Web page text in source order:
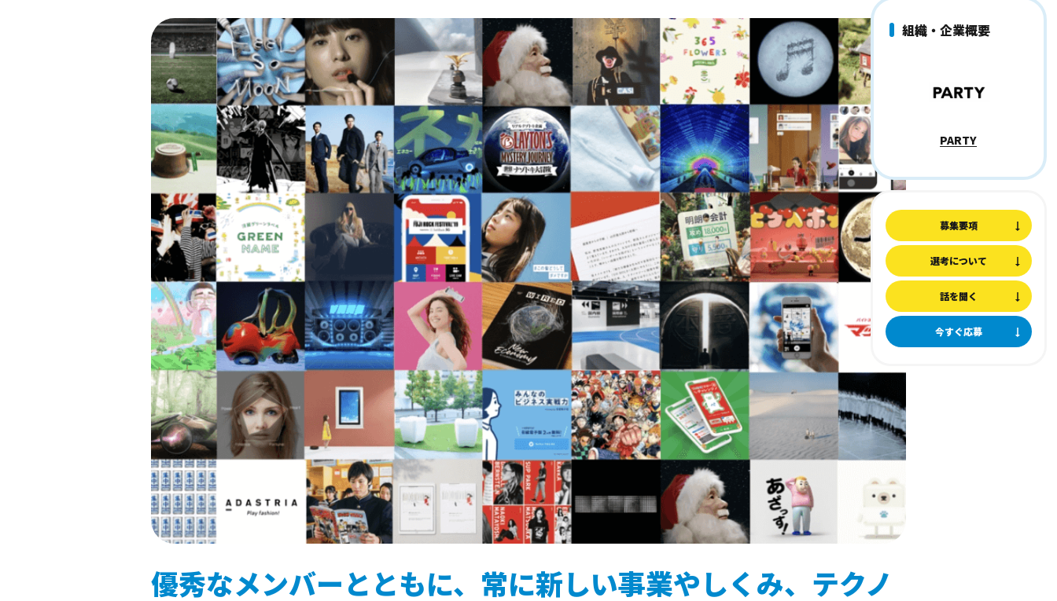
組織・企業概要
PARTY
募集要項
選考について
話を聞く
今すぐ応募
優秀なメンバーとともに、常に新しい事業やしくみ、テクノ